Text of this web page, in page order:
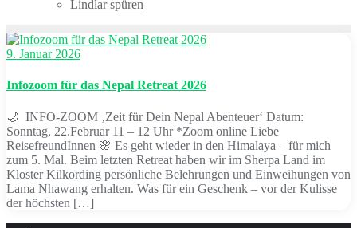
Lindlar spüren
9. Januar 2026
Infozoom für das Nepal Retreat 2026
🌙 INFO-ZOOM ‚Zeit für Dein Nepal Abenteuer‘ Datum:
Sonntag, 22.Februar 11 – 12 Uhr *Zoom online Liebe
ReisefreundInnen 🌸 Es geht wieder in den Himalaya – für mich
zum 5. Mal. Beim letzten Retreat haben wir im Sherpa Land im
Kloster Kilkording persönliche Belehrungen und Einweihungen von
Lama Nhawang erhalten. Was für ein Geschenk – vor der Kulisse
der höchsten […]